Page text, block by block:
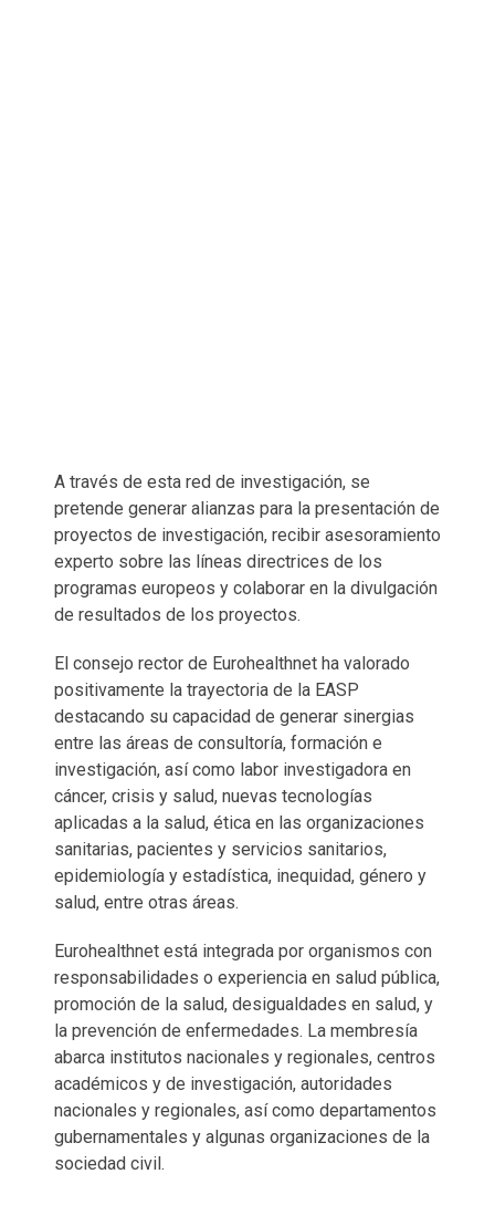
A través de esta red de investigación, se
pretende generar alianzas para la presentación de
proyectos de investigación, recibir asesoramiento
experto sobre las líneas directrices de los
programas europeos y colaborar en la divulgación
de resultados de los proyectos.
El consejo rector de Eurohealthnet ha valorado
positivamente la trayectoria de la EASP
destacando su capacidad de generar sinergias
entre las áreas de consultoría, formación e
investigación, así como labor investigadora en
cáncer, crisis y salud, nuevas tecnologías
aplicadas a la salud, ética en las organizaciones
sanitarias, pacientes y servicios sanitarios,
epidemiología y estadística, inequidad, género y
salud, entre otras áreas.
Eurohealthnet está integrada por organismos con
responsabilidades o experiencia en salud pública,
promoción de la salud, desigualdades en salud, y
la prevención de enfermedades. La membresía
abarca institutos nacionales y regionales, centros
académicos y de investigación, autoridades
nacionales y regionales, así como departamentos
gubernamentales y algunas organizaciones de la
sociedad civil.